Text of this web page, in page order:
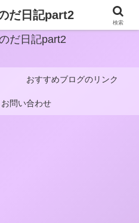
だ日記part2
おすすめブログのリンク
問い合わせ
だ日記part2
検索